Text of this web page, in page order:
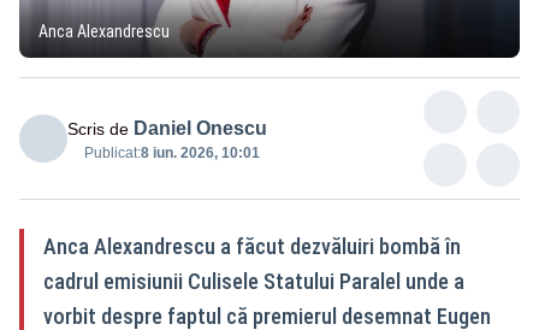
Anca Alexandrescu
Scris de Daniel Onescu
Publicat:8 iun. 2026, 10:01
Anca Alexandrescu a făcut dezvăluiri bombă în
cadrul emisiunii Culisele Statului Paralel unde a
vorbit despre faptul că premierul desemnat Eugen